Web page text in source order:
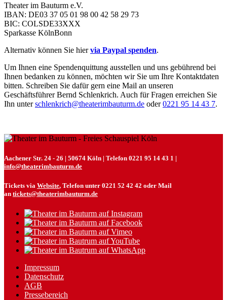
Theater im Bauturm e.V.
IBAN: DE03 37 05 01 98 00 42 58 29 73
BIC: COLSDE33XXX
Sparkasse KölnBonn
Alternativ können Sie hiervia Paypal spenden.
Um Ihnen eine Spendenquittung ausstellen und uns gebührend bei
Ihnen bedanken zu können, möchten wir Sie um Ihre Kontaktdaten
bitten. Schreiben Sie dafür gern eine Mail an unseren
Geschäftsführer Bernd Schlenkrich. Auch für Fragen erreichen Sie
Ihn unterschlenkrich@theaterimbauturm.de oder0221 95 14 43 7.
Aachener Str. 24 - 26 | 50674 Köln | Telefon 0221 95 14 43 1 |
info@theaterimbauturm.de
Tickets via Website, Telefon unter 0221 52 42 42 oder Mail
an tickets@theaterimbauturm.de
Impressum
Datenschutz
AGB
Pressebereich